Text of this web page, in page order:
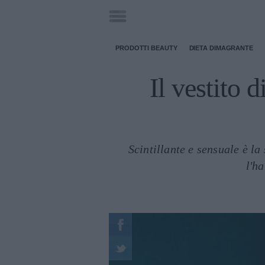
PRODOTTI BEAUTY DIETA DIMAGRANTE
Il vestito
Scintillante e sensuale è